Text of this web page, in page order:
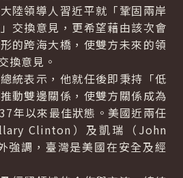
陸領導人習近平就「鞏固兩岸
交換意見，更希望藉由該次會
的跨海大橋，使雙方未來的領
換意見。
表示，他就任後即秉持「低
動雙邊關係，使雙方關係成為
年以來最佳狀態。美國近兩任
Clinton ）及凱瑞（ John
強調，臺灣是美國在安全及經